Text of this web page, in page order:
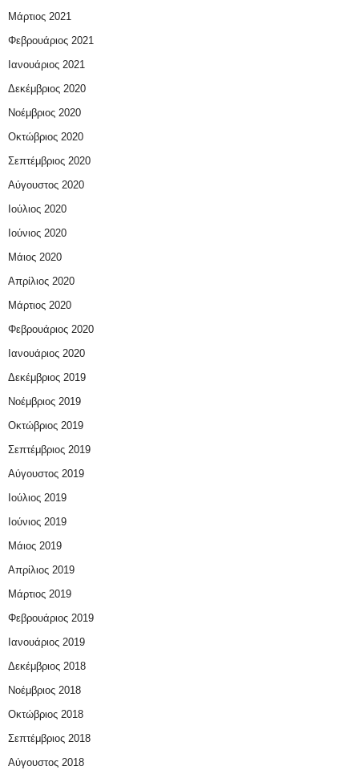
Μάρτιος 2021
Φεβρουάριος 2021
Ιανουάριος 2021
Δεκέμβριος 2020
Νοέμβριος 2020
Οκτώβριος 2020
Σεπτέμβριος 2020
Αύγουστος 2020
Ιούλιος 2020
Ιούνιος 2020
Μάιος 2020
Απρίλιος 2020
Μάρτιος 2020
Φεβρουάριος 2020
Ιανουάριος 2020
Δεκέμβριος 2019
Νοέμβριος 2019
Οκτώβριος 2019
Σεπτέμβριος 2019
Αύγουστος 2019
Ιούλιος 2019
Ιούνιος 2019
Μάιος 2019
Απρίλιος 2019
Μάρτιος 2019
Φεβρουάριος 2019
Ιανουάριος 2019
Δεκέμβριος 2018
Νοέμβριος 2018
Οκτώβριος 2018
Σεπτέμβριος 2018
Αύγουστος 2018